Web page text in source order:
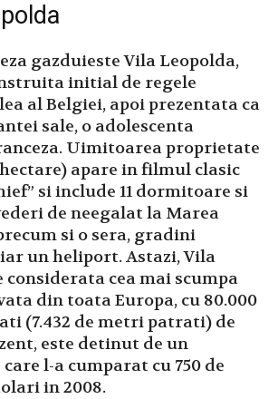
gazduieste Vila Leopolda,
initial de regele
al Belgiei, apoi prezentata ca
sale, o adolescenta
Uimitoarea proprietate
hectare) apare in filmul clasic
si include 11 dormitoare si
de neegalat la Marea
si o sera, gradini
un heliport. Astazi, Vila
considerata cea mai scumpa
din toata Europa, cu 80.000
(7.432 de metri patrati) de
este detinut de un
l-a cumparat cu 750 de
in 2008.